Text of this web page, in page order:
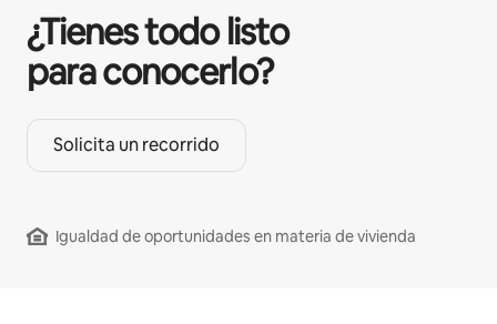
¿Tienes todo listo
para conocerlo?
Solicita un recorrido
Igualdad de oportunidades en materia de vivienda